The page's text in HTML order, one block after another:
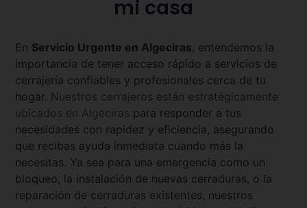
mi casa
En Servicio Urgente en Algeciras , entendemos la
importancia de tener acceso rápido a servicios de
cerrajería confiables y profesionales cerca de tu
hogar. Nuestros cerrajeros están estratégicamente
ubicados en Algeciras para responder a tus
necesidades con rapidez y eficiencia, asegurando
que recibas ayuda inmediata cuando más la
necesitas. Ya sea para una emergencia como un
bloqueo, la instalación de nuevas cerraduras, o la
reparación de cerraduras existentes, nuestros